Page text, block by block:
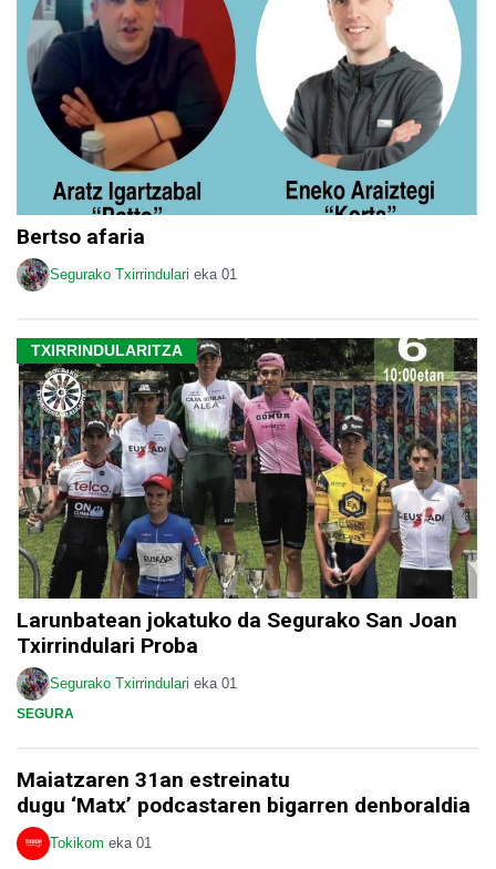
Bertso afaria
Segurako Txirrindulari eka 01
TXIRRINDULARITZA
Larunbatean jokatuko da Segurako San Joan
Txirrindulari Proba
Segurako Txirrindulari eka 01
SEGURA
Maiatzaren 31an estreinatu
dugu ‘Matx’ podcastaren bigarren denboraldia
Tokikom eka 01